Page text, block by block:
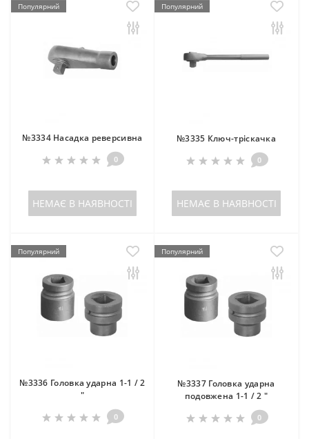
Популярний
№3334 Насадка реверсивна
0
НЕМАЄ В НАЯВНОСТІ
Популярний
№3335 Ключ-тріскачка
0
НЕМАЄ В НАЯВНОСТІ
Популярний
№3336 Головка ударна 1-1 / 2
"
0
Популярний
№3337 Головка ударна
подовжена 1-1 / 2 "
0